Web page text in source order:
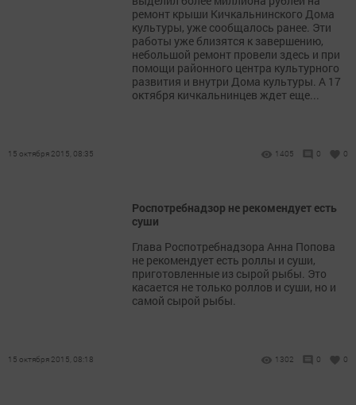
ремонт крыши Кичкальнинского Дома
культуры, уже сообщалось ранее. Эти
работы уже близятся к завершению,
небольшой ремонт провели здесь и при
помощи районного центра культурного
развития и внутри Дома культуры. А 17
октября кичкальнинцев ждет еще...
15 октября 2015, 08:35 1405 0 0
Роспотребнадзор не рекомендует есть
суши
Глава Роспотребнадзора Анна Попова
не рекомендует есть роллы и суши,
приготовленные из сырой рыбы. Это
касается не только роллов и суши, но и
самой сырой рыбы.
15 октября 2015, 08:18 1302 0 0